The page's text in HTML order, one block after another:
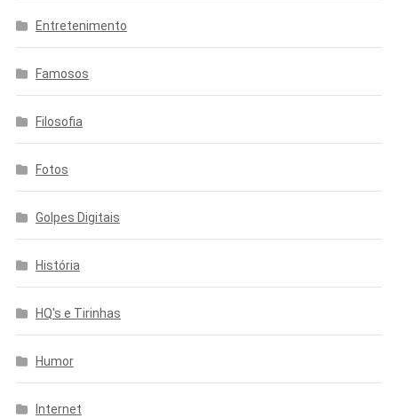
Entretenimento
Famosos
Filosofia
Fotos
Golpes Digitais
História
HQ's e Tirinhas
Humor
Internet